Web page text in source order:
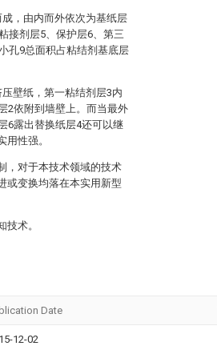
，由内而外依次为基纸层
接剂层5、保护层6、第三
孔9总面积占粘结剂基底层
壁纸，第一粘结剂层3内
2依附到墙壁上。而当最外
6露出替换纸层4还可以继
性强。
，对于本技术领域的技术
或变换均落在本实用新型
术。
Date
12-02